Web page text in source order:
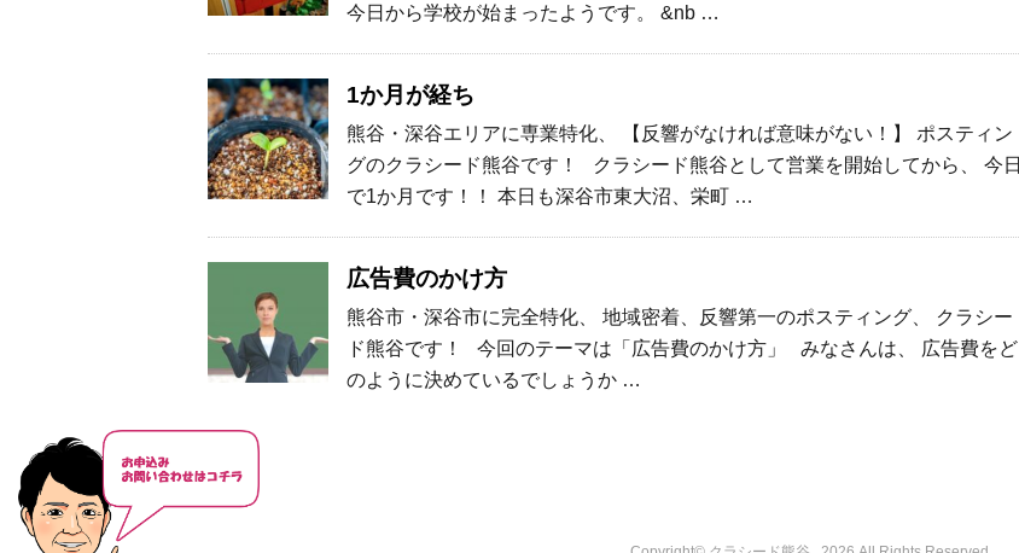
今日から学校が始まったようです。 &nb …
1か月が経ち
熊谷・深谷エリアに専業特化、 【反響がなければ意味がない！】 ポスティン
グのクラシード熊谷です！ クラシード熊谷として営業を開始してから、 今日
で1か月です！！ 本日も深谷市東大沼、栄町 …
広告費のかけ方
熊谷市・深谷市に完全特化、 地域密着、反響第一のポスティング、 クラシー
ド熊谷です！ 今回のテーマは「広告費のかけ方」 みなさんは、 広告費をど
のように決めているでしょうか …